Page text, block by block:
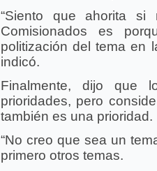
“Siento que ahorita
Comisionados es
politización del tema en
indicó.
Finalmente, dijo que
prioridades, pero
también es una prioridad.
“No creo que sea un
primero otros temas.